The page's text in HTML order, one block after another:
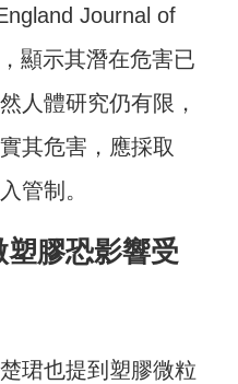
Journal of
顯示其潛在危害已
人體研究仍有限，
其危害，應採取
管制。
膠恐影響受
珺也提到塑膠微粒